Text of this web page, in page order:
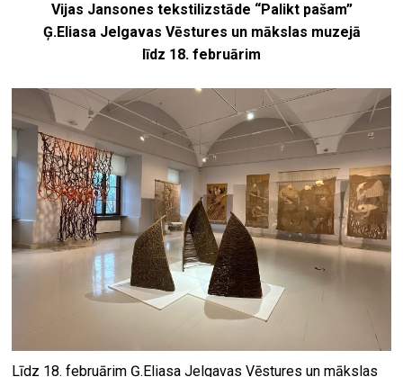
Vijas Jansones tekstilizstāde “Palikt pašam”
Ģ.Eliasa Jelgavas Vēstures un mākslas muzejā
līdz 18. februārim
Līdz 18. februārim Ģ.Eliasa Jelgavas Vēstures un mākslas